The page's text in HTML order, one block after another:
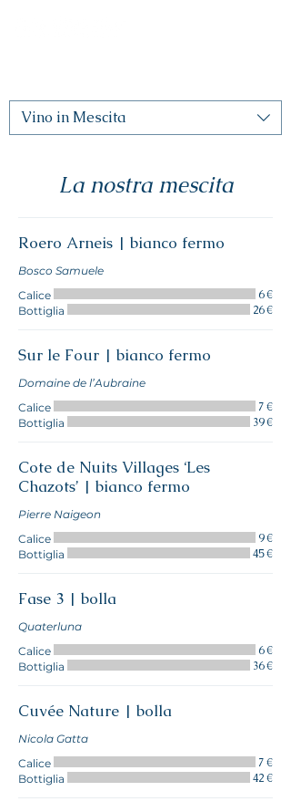
Vino in Mescita
La nostra mescita
Roero Arneis | bianco fermo
Calice
6 €
Bottiglia 26 €
Sur le Four | bianco fermo
Domaine de l’Aubraine
Calice
7 €
Bottiglia 39 €
Cote de Nuits Villages ‘Les
Chazots’ | bianco fermo
Calice
9 €
Bottiglia 45 €
Fase 3 | bolla
Quaterluna
Calice
6 €
Bottiglia 36 €
Cuvée Nature | bolla
Nicola Gatta
Calice
7 €
Bottiglia 42 €